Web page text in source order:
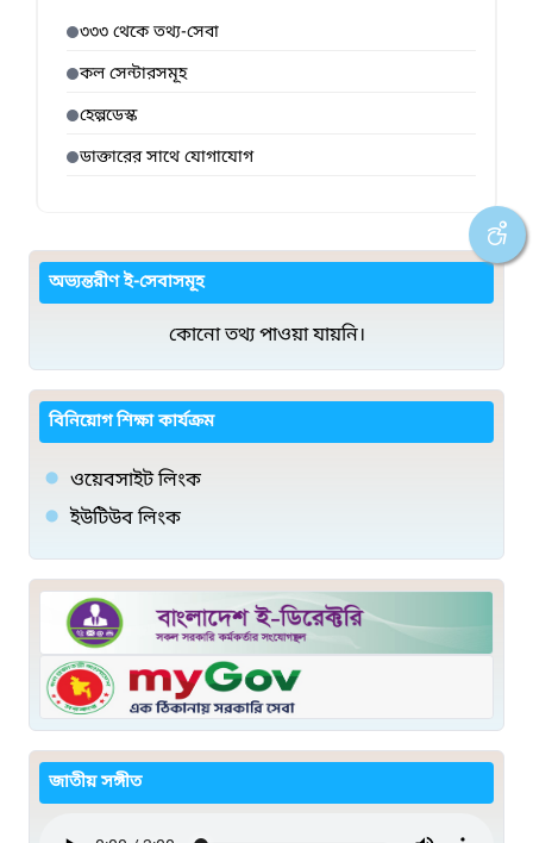
৩৩৩ থেকে তথ্য-সেবা
কল সেন্টারসমূহ
হেল্পডেস্ক
ডাক্তারের সাথে যোগাযোগ
অভ্যন্তরীণ ই-সেবাসমূহ
কোনো তথ্য পাওয়া যায়নি।
বিনিয়োগ শিক্ষা কার্যক্রম
ওয়েবসাইট লিংক
ইউটিউব লিংক
জাতীয় সঙ্গীত